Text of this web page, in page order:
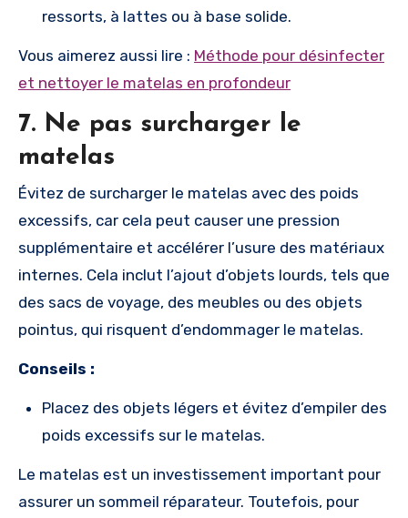
ressorts, à lattes ou à base solide.
Vous aimerez aussi lire : Méthode pour désinfecter
et nettoyer le matelas en profondeur
7. Ne pas surcharger le
matelas
Évitez de surcharger le matelas avec des poids
excessifs, car cela peut causer une pression
supplémentaire et accélérer l’usure des matériaux
internes. Cela inclut l’ajout d’objets lourds, tels que
des sacs de voyage, des meubles ou des objets
pointus, qui risquent d’endommager le matelas.
Conseils :
Placez des objets légers et évitez d’empiler des
poids excessifs sur le matelas.
Le matelas est un investissement important pour
assurer un sommeil réparateur. Toutefois, pour